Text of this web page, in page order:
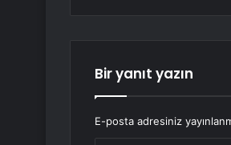
Bir yanıt yazın
E-posta adresiniz